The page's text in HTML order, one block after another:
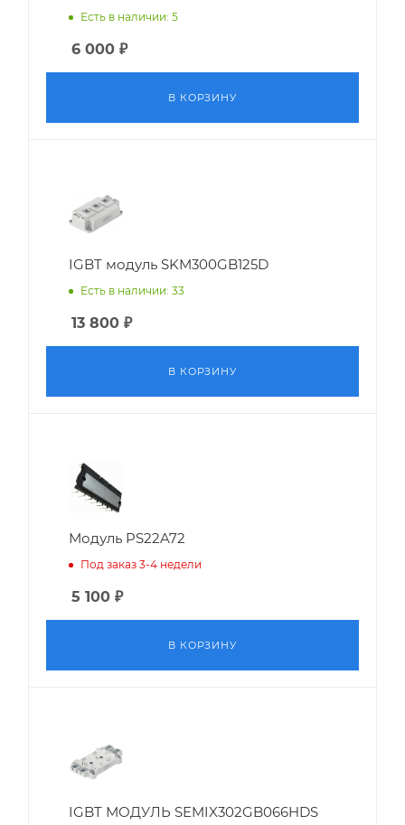
Есть в наличии: 5
6 000 ₽
В КОРЗИНУ
IGBT модуль SKM300GB125D
Есть в наличии: 33
13 800 ₽
В КОРЗИНУ
Модуль PS22A72
Под заказ 3-4 недели
5 100 ₽
В КОРЗИНУ
IGBT МОДУЛЬ SEMIX302GB066HDS